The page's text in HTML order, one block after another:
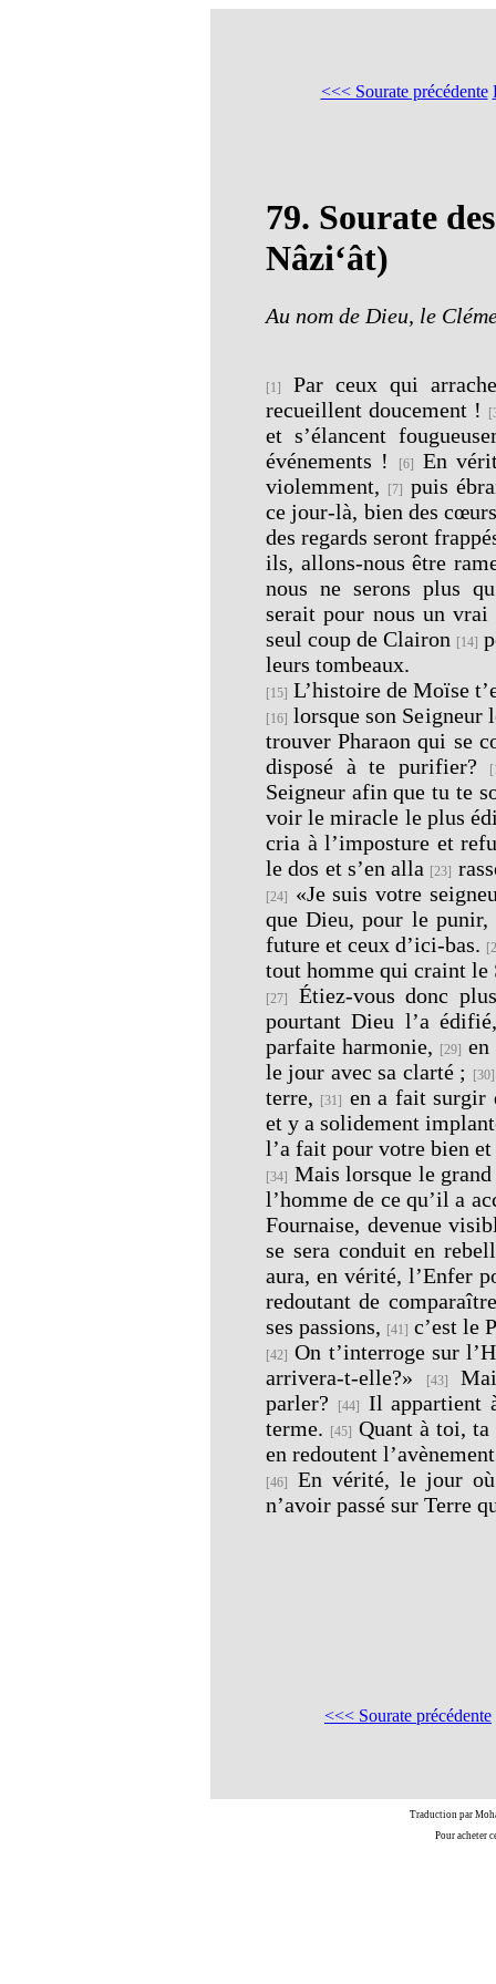
<<< Sourate précédente
79. Sourate
Nâzi‘ât)
Au nom de Dieu, le
[1]
Par ceux qui
recueillent doucement !
et s’élancent
événements !
[6]
En
violemment,
[7] puis
ce jour-là, bien des
des regards seront
ils, allons-nous être
nous ne serons plus
serait pour nous un
seul coup de Clairon [14]
leurs tombeaux.
[15] L’histoire de Moïse
[16] lorsque son Seigneur
trouver Pharaon qui se
disposé à te purifier?
Seigneur afin que tu te
voir le miracle le plus
cria à l’imposture et
le dos et s’en alla [23]
[24]
«Je suis votre
que Dieu, pour le
future et ceux d’ici-bas.
tout homme qui craint le
[27]
Étiez-vous donc
pourtant Dieu l’a
parfaite harmonie, [29]
le jour avec sa clarté ;
[30]
terre, [31] en a fait surgir
et y a solidement
l’a fait pour votre bien
[34] Mais lorsque le
l’homme de ce qu’il a
Fournaise, devenue
se sera conduit en
aura, en vérité, l’Enfer
redoutant de
ses passions, [41] c’est le
[42] On t’interroge sur
arrivera-t-elle?»
[43]
parler?
[44]
Il appartient
terme. [45] Quant à toi,
en redoutent
[46]
En vérité, le jour
n’avoir passé sur Terre
<<< Sourate précédente
Traduction par
Pour acheter